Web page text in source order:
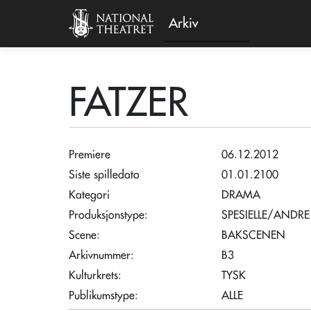
Arkiv
FATZER
Premiere
06.12.2012
Siste spilledato
01.01.2100
Kategori
DRAMA
Produksjonstype:
SPESIELLE/
Scene:
BAKSCENEN
Arkivnummer:
B3
Kulturkrets:
TYSK
Publikumstype:
ALLE